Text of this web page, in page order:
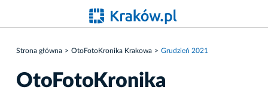
Strona główna OtoFotoKronika Krakowa Grudzień 2021
OtoFotoKronika